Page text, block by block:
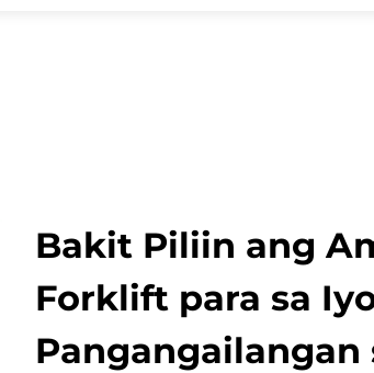
Bakit Piliin ang
Forklift para sa
Pangangailangan